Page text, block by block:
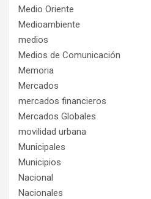
Medio Oriente
Medioambiente
medios
Medios de Comunicación
Memoria
Mercados
mercados financieros
Mercados Globales
movilidad urbana
Municipales
Municipios
Nacional
Nacionales